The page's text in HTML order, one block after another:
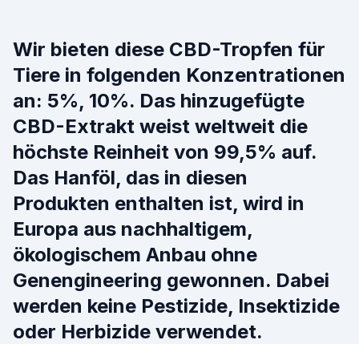
Wir bieten diese CBD-Tropfen für
Tiere in folgenden Konzentrationen
an: 5%, 10%. Das hinzugefügte
CBD-Extrakt weist weltweit die
höchste Reinheit von 99,5% auf.
Das Hanföl, das in diesen
Produkten enthalten ist, wird in
Europa aus nachhaltigem,
ökologischem Anbau ohne
Genengineering gewonnen. Dabei
werden keine Pestizide, Insektizide
oder Herbizide verwendet.